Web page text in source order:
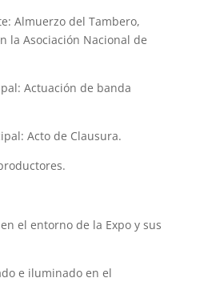
Almuerzo del Tambero,
la Asociación Nacional de
Actuación de banda
Acto de Clausura.
el entorno de la Expo y sus
e iluminado en el